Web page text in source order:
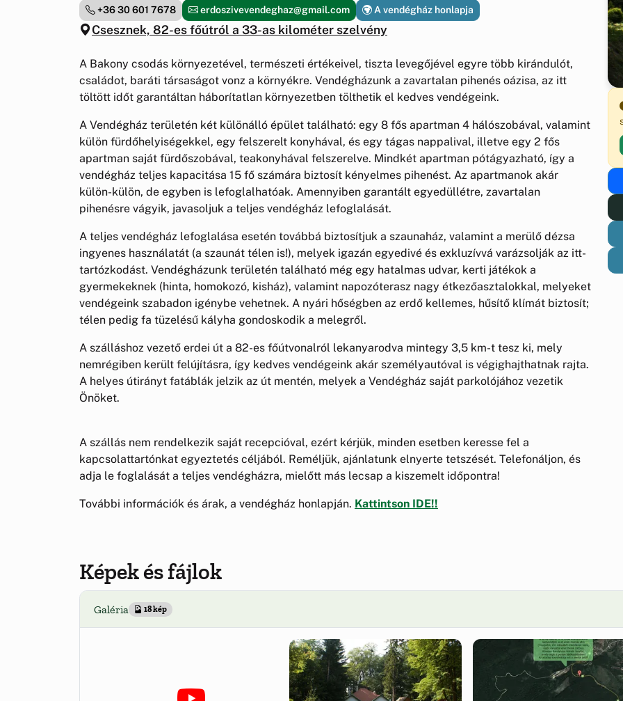
Csesznek, 82-es főútról a 33-as kilométer szelvény
+36 30 601 7678 erdoszivevendeghaz@gmail.com A vendégház honlapja
A Bakony csodás környezetével, természeti értékeivel, tiszta levegőjével egyre több kirándulót,
családot, baráti társaságot vonz a környékre. Vendégházunk a zavartalan pihenés oázisa, az itt
töltött időt garantáltan háborítatlan környezetben tölthetik el kedves vendégeink.
A Vendégház területén két különálló épület található: egy 8 fős apartman 4 hálószobával, valamint
külön fürdőhelyiségekkel, egy felszerelt konyhával, és egy tágas nappalival, illetve egy 2 fős
apartman saját fürdőszobával, teakonyhával felszerelve. Mindkét apartman pótágyazható, így a
vendégház teljes kapacitása 15 fő számára biztosít kényelmes pihenést. Az apartmanok akár
külön-külön, de egyben is lefoglalhatóak. Amennyiben garantált egyedüllétre, zavartalan
pihenésre vágyik, javasoljuk a teljes vendégház lefoglalását.
A teljes vendégház lefoglalása esetén továbbá biztosítjuk a szaunaház, valamint a merülő dézsa
ingyenes használatát (a szaunát télen is!), melyek igazán egyedivé és exkluzívvá varázsolják az itt-
tartózkodást. Vendégházunk területén található még egy hatalmas udvar, kerti játékok a
gyermekeknek (hinta, homokozó, kisház), valamint napozóterasz nagy étkezőasztalokkal, melyeket
vendégeink szabadon igénybe vehetnek. A nyári hőségben az erdő kellemes, hűsítő klímát biztosít;
télen pedig fa tüzelésű kályha gondoskodik a melegről.
A szálláshoz vezető erdei út a 82-es főútvonalról lekanyarodva mintegy 3,5 km-t tesz ki, mely
nemrégiben került felújításra, így kedves vendégeink akár személyautóval is végighajthatnak rajta.
A helyes útirányt fatáblák jelzik az út mentén, melyek a Vendégház saját parkolójához vezetik
Önöket.
A szállás nem rendelkezik saját recepcióval, ezért kérjük, minden esetben keresse fel a
kapcsolattartónkat egyeztetés céljából. Reméljük, ajánlatunk elnyerte tetszését. Telefonáljon, és
adja le foglalását a teljes vendégházra, mielőtt más lecsap a kiszemelt időpontra!
További információk és árak, a vendégház honlapján. Kattintson IDE!!
Képek és fájlok
Galéria 18 kép